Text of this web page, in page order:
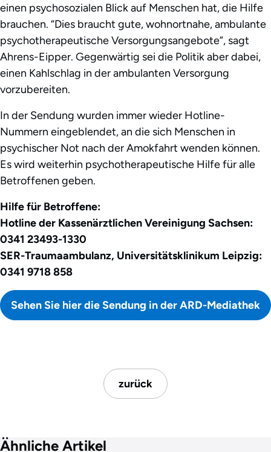
einen psychosozialen Blick auf Menschen hat, die Hilfe
brauchen. “Dies braucht gute, wohnortnahe, ambulante
psychotherapeutische Versorgungsangebote”, sagt
Ahrens-Eipper. Gegenwärtig sei die Politik aber dabei,
einen Kahlschlag in der ambulanten Versorgung
vorzubereiten.
In der Sendung wurden immer wieder Hotline-
Nummern eingeblendet, an die sich Menschen in
psychischer Not nach der Amokfahrt wenden können.
Es wird weiterhin psychotherapeutische Hilfe für alle
Betroffenen geben.
Hilfe für Betroffene:
Hotline der Kassenärztlichen Vereinigung Sachsen:
0341 23493-1330
SER-Traumaambulanz, Universitätsklinikum Leipzig:
0341 9718 858
Sehen Sie hier die Sendung in der ARD-Mediathek
zurück
Ähnliche Artikel